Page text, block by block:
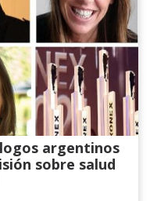
argentinos
sobre salud